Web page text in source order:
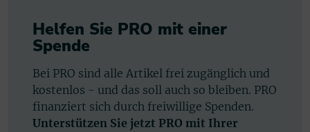
Helfen Sie PRO mit einer
Spende
Bei PRO sind alle Artikel frei zugänglich und
kostenlos - und das soll auch so bleiben. PRO
finanziert sich durch freiwillige Spenden.
Unterstützen Sie jetzt PRO mit Ihrer